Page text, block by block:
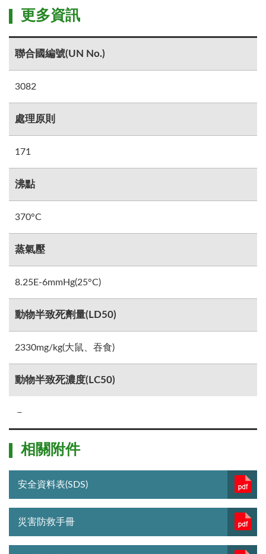
更多資訊
聯合國編號(UN No.)
3082
處理原則
171
沸點
370°C
蒸氣壓
8.25E-6mmHg(25°C)
動物半致死劑量(LD50)
2330mg/kg(大鼠、吞食)
動物半致死濃度(LC50)
－
相關附件
安全資料表(SDS)
災害防救手冊